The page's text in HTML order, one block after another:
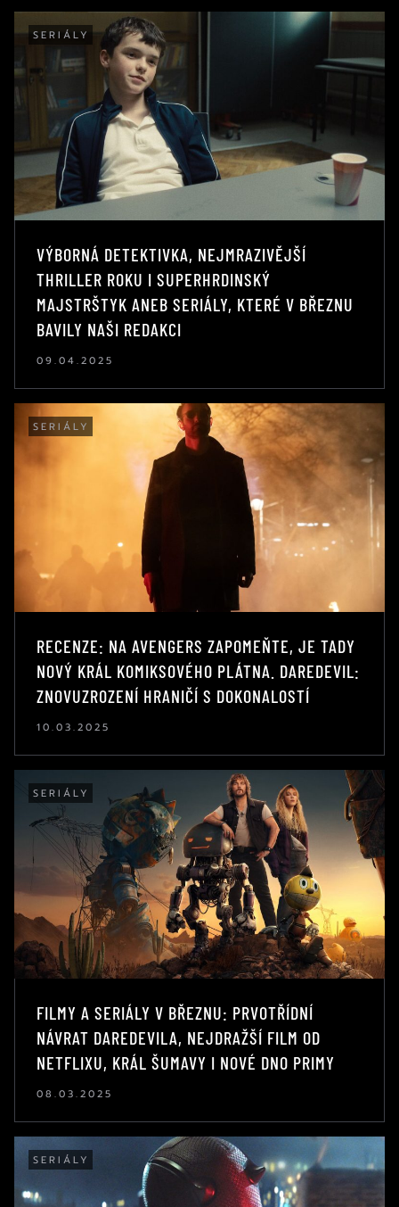
SERIÁLY
VÝBORNÁ DETEKTIVKA, NEJMRAZIVĚJŠÍ
THRILLER ROKU I SUPERHRDINSKÝ
MAJSTRŠTYK ANEB SERIÁLY, KTERÉ V BŘEZNU
BAVILY NAŠI REDAKCI
09.04.2025
SERIÁLY
RECENZE: NA AVENGERS ZAPOMEŇTE, JE TADY
NOVÝ KRÁL KOMIKSOVÉHO PLÁTNA. DAREDEVIL:
ZNOVUZROZENÍ HRANIČÍ S DOKONALOSTÍ
10.03.2025
SERIÁLY
FILMY A SERIÁLY V BŘEZNU: PRVOTŘÍDNÍ
NÁVRAT DAREDEVILA, NEJDRAŽŠÍ FILM OD
NETFLIXU, KRÁL ŠUMAVY I NOVÉ DNO PRIMY
08.03.2025
SERIÁLY